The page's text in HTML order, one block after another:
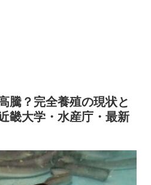
騰？完全養殖の現状と
畿大学・水産庁・最新